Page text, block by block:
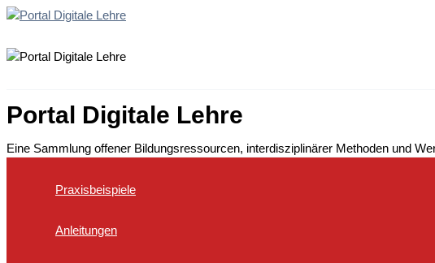
Zum
springen
Portal Digitale Lehre
Eine Sammlung offener Bildungsressourcen, interdisziplinärer Methoden und
Praxisbeispiele
Anleitungen